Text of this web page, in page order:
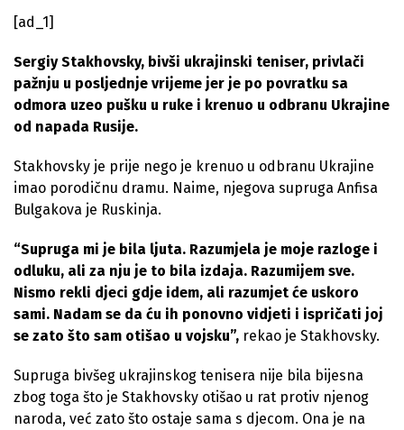
[ad_1]
Sergiy Stakhovsky, bivši ukrajinski teniser, privlači
pažnju u posljednje vrijeme jer je po povratku sa
odmora uzeo pušku u ruke i krenuo u odbranu Ukrajine
od napada Rusije.
Stakhovsky je prije nego je krenuo u odbranu Ukrajine
imao porodičnu dramu. Naime, njegova supruga Anfisa
Bulgakova je Ruskinja.
“Supruga mi je bila ljuta. Razumjela je moje razloge i
odluku, ali za nju je to bila izdaja. Razumijem sve.
Nismo rekli djeci gdje idem, ali razumjet će uskoro
sami. Nadam se da ću ih ponovno vidjeti i ispričati joj
se zato što sam otišao u vojsku”, rekao je Stakhovsky.
Supruga bivšeg ukrajinskog tenisera nije bila bijesna
zbog toga što je Stakhovsky otišao u rat protiv njenog
naroda, već zato što ostaje sama s djecom. Ona je na